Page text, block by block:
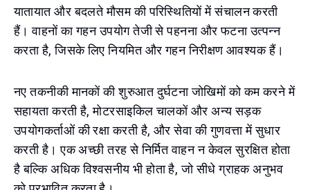
यातायात और बदलते मौसम की परिस्थितियों में संचालन करती
हैं। वाहनों का गहन उपयोग तेजी से पहनना और फटना उत्पन्न
करता है, जिसके लिए नियमित और गहन निरीक्षण आवश्यक हैं।
नए तकनीकी मानकों की शुरुआत दुर्घटना जोखिमों को कम करने में
सहायता करती है, मोटरसाइकिल चालकों और अन्य सड़क
उपयोगकर्ताओं की रक्षा करती है, और सेवा की गुणवत्ता में सुधार
करती है। एक अच्छी तरह से निर्मित वाहन न केवल सुरक्षित होता
है बल्कि अधिक विश्वसनीय भी होता है, जो सीधे ग्राहक अनुभव